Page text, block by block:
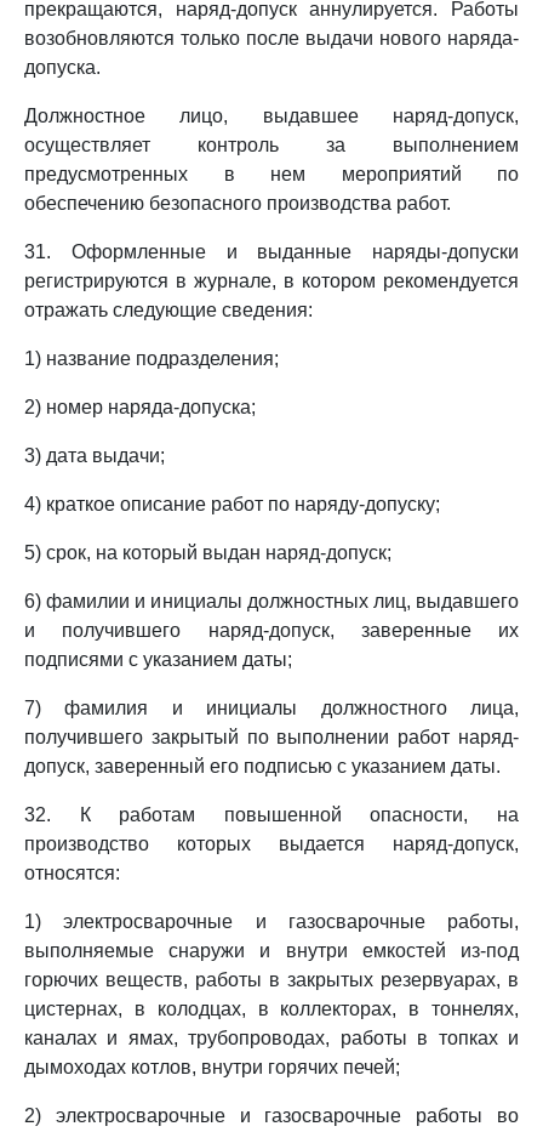
прекращаются, наряд-допуск аннулируется. Работы
возобновляются только после выдачи нового наряда-
допуска.
Должностное лицо, выдавшее наряд-допуск,
осуществляет контроль за выполнением
предусмотренных в нем мероприятий по
обеспечению безопасного производства работ.
31. Оформленные и выданные наряды-допуски
регистрируются в журнале, в котором рекомендуется
отражать следующие сведения:
1) название подразделения;
2) номер наряда-допуска;
3) дата выдачи;
4) краткое описание работ по наряду-допуску;
5) срок, на который выдан наряд-допуск;
6) фамилии и инициалы должностных лиц, выдавшего
и получившего наряд-допуск, заверенные их
подписями с указанием даты;
7) фамилия и инициалы должностного лица,
получившего закрытый по выполнении работ наряд-
допуск, заверенный его подписью с указанием даты.
32. К работам повышенной опасности, на
производство которых выдается наряд-допуск,
относятся:
1) электросварочные и газосварочные работы,
выполняемые снаружи и внутри емкостей из-под
горючих веществ, работы в закрытых резервуарах, в
цистернах, в колодцах, в коллекторах, в тоннелях,
каналах и ямах, трубопроводах, работы в топках и
дымоходах котлов, внутри горячих печей;
2) электросварочные и газосварочные работы во